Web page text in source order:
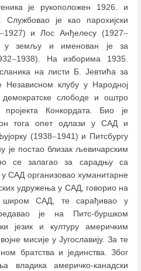
је рукоположен 1926. и
је као парохијски
1927) и Лос Анђелесу (1927–
у земљу и именован је за
–1938). На изборима 1935.
на листи Б. Јевтића за
Независном клубу у Народној
слободе и оштро
Конкордата. Био је
тога опет одлази у САД и
(1938–1941) и Питсбургу
је постао близак љевичарским
се залагао за сарадњу са
САД организовао хуманитарне
удружења у САД, говорио на
широм САД, те сарађивао у
је на Питс-буршком
језик и културу америчким
мисије у Југославију. За те
братства и јединства. Због
владика америчко-канадски